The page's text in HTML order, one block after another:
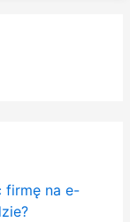
firmę na e-